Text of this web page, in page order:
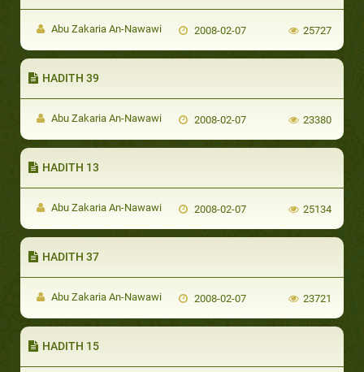
Abu Zakaria An-Nawawi 2008-02-07 25727
HADITH 39
Abu Zakaria An-Nawawi 2008-02-07 23380
HADITH 13
Abu Zakaria An-Nawawi 2008-02-07 25134
HADITH 37
Abu Zakaria An-Nawawi 2008-02-07 23721
HADITH 15